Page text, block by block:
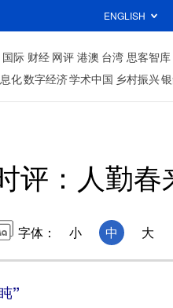
ENGLISH
国际 财经 网评 港澳 台湾 思客智库
化数字经济学术中国 乡村振兴
评：人勤
字体： 小 中 大
”